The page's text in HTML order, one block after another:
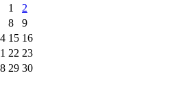
1
2
8
9
15 16
22 23
29 30